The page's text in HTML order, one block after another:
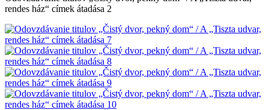
rendes ház“ címek átadása 2